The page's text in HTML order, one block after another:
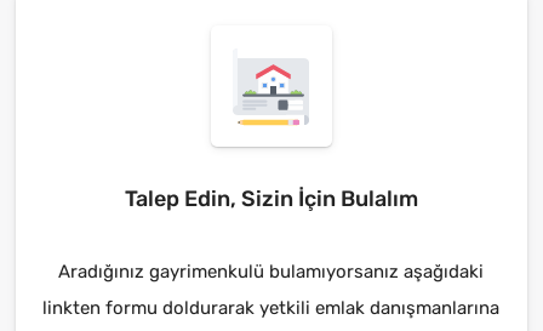
Talep Edin, Sizin İçin Bulalım
Aradığınız gayrimenkulü bulamıyorsanız aşağıdaki
linkten formu doldurarak yetkili emlak danışmanlarına